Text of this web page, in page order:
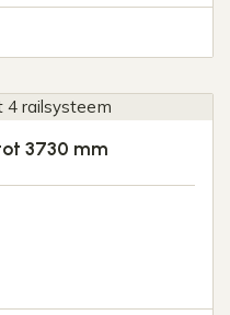
3730 mm